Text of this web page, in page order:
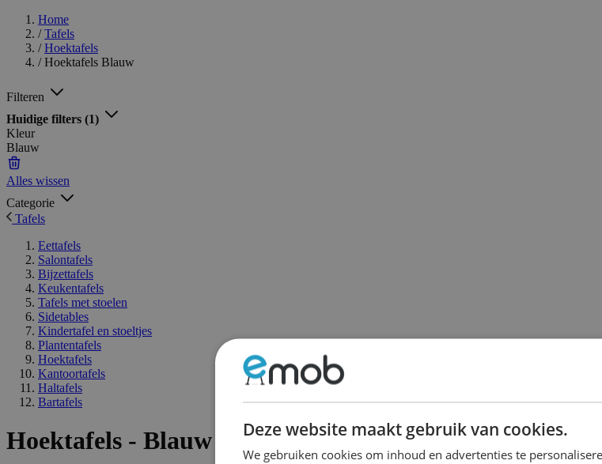
Home
/ Tafels
/ Hoektafels
/ Hoektafels Blauw
Filteren
Huidige filters (1)
Kleur
Blauw
Alles wissen
Categorie
Tafels
Eettafels
Salontafels
Bijzettafels
Keukentafels
Tafels met stoelen
Sidetables
Kindertafel en stoeltjes
Plantentafels
Hoektafels
Kantoortafels
Haltafels
Bartafels
Hoektafels - Blauw Deze website maakt gebruik van cookies.
We gebruiken cookies om inhoud en advertenties te